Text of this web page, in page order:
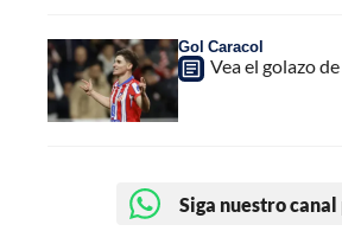
Gol Caracol
Vea el golazo
Siga nuestro